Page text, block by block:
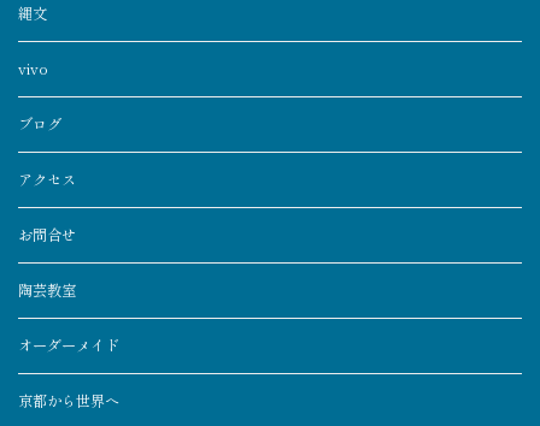
縄文
vivo
ブログ
アクセス
お問合せ
陶芸教室
オーダーメイド
京都から世界へ